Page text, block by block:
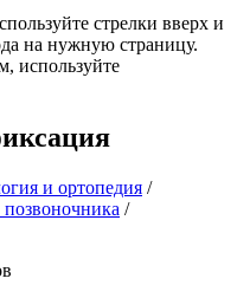
стрелки вверх и
на нужную страницу.
используйте
и ортопедия /
/